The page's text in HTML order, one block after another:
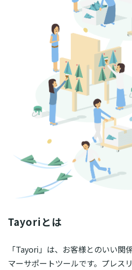
Tayoriとは
「Tayori」は、お客様とのいい関
マーサポートツールです。プレス